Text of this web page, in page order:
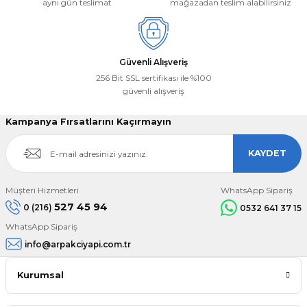
aynı gün teslimat
mağazadan teslim alabilirsiniz
Güvenli Alışveriş
256 Bit SSL sertifikası ile %100
güvenli alışveriş
Kampanya Fırsatlarını Kaçırmayın
KAYDET
Müşteri Hizmetleri
0 (216) 527 45 94
WhatsApp Sipariş
0532 641 37 15
WhatsApp Sipariş
info@arpakciyapi.com.tr
Kurumsal